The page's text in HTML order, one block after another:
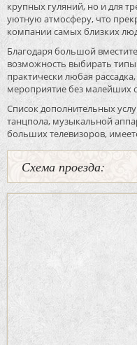
крупных гуляний, но и для
уютную атмосферу, что
компании самых близких
Благодаря большой
возможность выбирать типы
практически любая
мероприятие без малейших
Список дополнительных
танцпола, музыкальной
больших телевизоров,
Схема проезда: